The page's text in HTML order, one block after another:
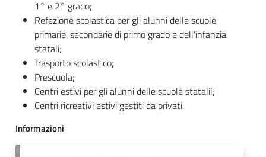
1° e 2° grado;
Refezione scolastica per gli alunni delle scuole
primarie, secondarie di primo grado e dell’infanzia
statali;
Trasporto scolastico;
Prescuola;
Centri estivi per gli alunni delle scuole statalil;
Centri ricreativi estivi gestiti da privati.
Informazioni